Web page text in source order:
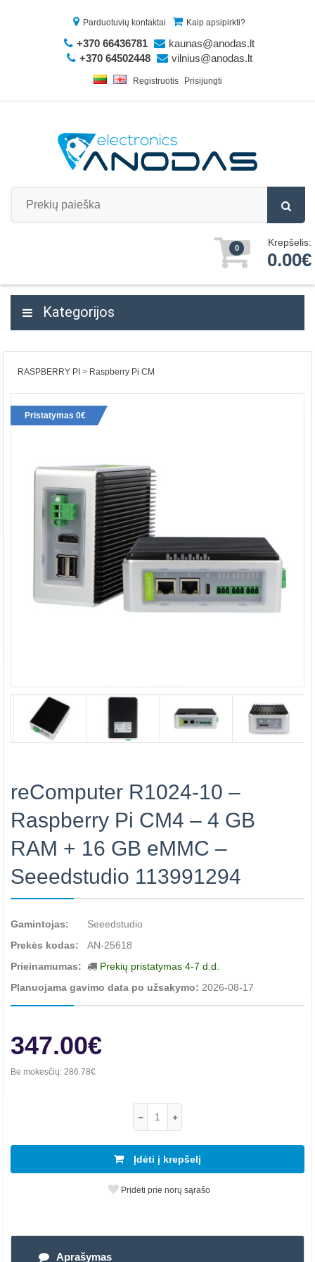
Parduotuvių kontaktai Kaip apsipirkti?
+370 66436781
kaunas@anodas.lt
+370 64502448
vilnius@anodas.lt
Registruotis Prisijungti
0 Krepšelis:
0.00€
Kategorijos
RASPBERRY PI Raspberry Pi CM
Pristatymas 0€
reComputer R1024-10 –
Raspberry Pi CM4 – 4 GB
RAM + 16 GB eMMC –
Seeedstudio 113991294
Gamintojas:
Seeedstudio
Prekės kodas:
AN-25618
Prieinamumas:
Prekių pristatymas 4-7 d.d.
Planuojama gavimo data po užsakymo: 2026-08-17
347.00€
Be mokesčių: 286.78€
Įdėti į krepšelį
Pridėti prie norų sąrašo
Aprašymas